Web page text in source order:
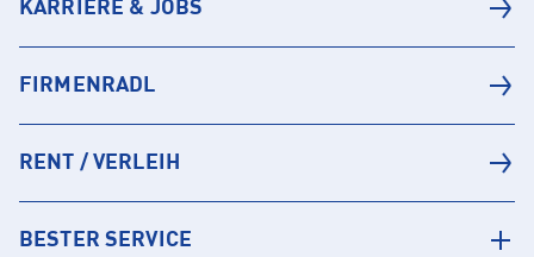
KARRIERE & JOBS
FIRMENRADL
RENT / VERLEIH
BESTER SERVICE